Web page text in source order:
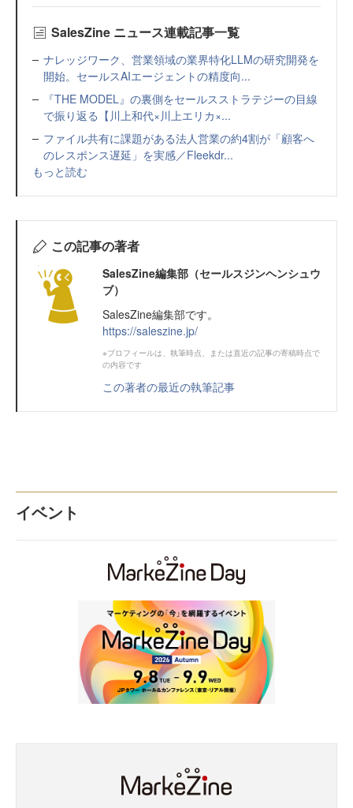
SalesZine ニュース連載記事一覧
ナレッジワーク、営業領域の業界特化LLMの研究開発を
開始。セールスAIエージェントの精度向...
『THE MODEL』の裏側をセールスストラテジーの目線
で振り返る【川上和代×川上エリカ×...
ファイル共有に課題がある法人営業の約4割が「顧客へ
のレスポンス遅延」を実感／Fleekdr...
もっと読む
この記事の著者
SalesZine編集部（セールスジンヘンシュウ
ブ）
SalesZine編集部です。
https://saleszine.jp/
※プロフィールは、執筆時点、または直近の記事の寄稿時点で
の内容です
この著者の最近の執筆記事
イベント